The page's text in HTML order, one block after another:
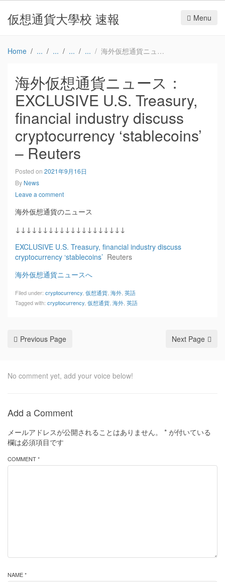
仮想通貨大學校 速報 Menu
Home 海外仮想通貨ニュース：EXCLUSIVE U.S. Treasury, financial industry discuss cryptocurrency ‘stablecoins’ – Reuters
海外仮想通貨ニュース：
EXCLUSIVE U.S. Treasury,
financial industry discuss
cryptocurrency ‘stablecoins’
– Reuters
Posted on 2021年9月16日
By News
Leave a comment
海外仮想通貨のニュース
↓↓↓↓↓↓↓↓↓↓↓↓↓↓↓↓↓↓↓↓
EXCLUSIVE U.S. Treasury, financial industry discuss
cryptocurrency ‘stablecoins’ Reuters
海外仮想通貨ニュースへ
Filed under: cryptocurrency 仮想通貨 海外 英語
Tagged with: cryptocurrency 仮想通貨 海外 英語
Previous Page Next Page
No comment yet, add your voice below!
Add a Comment
メールアドレスが公開されることはありません。 * が付いている
欄は必須項目です
COMMENT *
NAME *